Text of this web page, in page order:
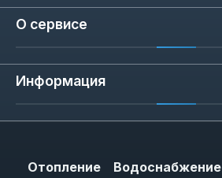
О сервисе
Информация
Отопление Водоснабжение